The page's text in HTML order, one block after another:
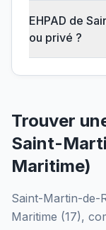
EHPAD de
ou privé ?
Trouver
Saint-
Maritime)
Saint-Martin-de-
Maritime (17),